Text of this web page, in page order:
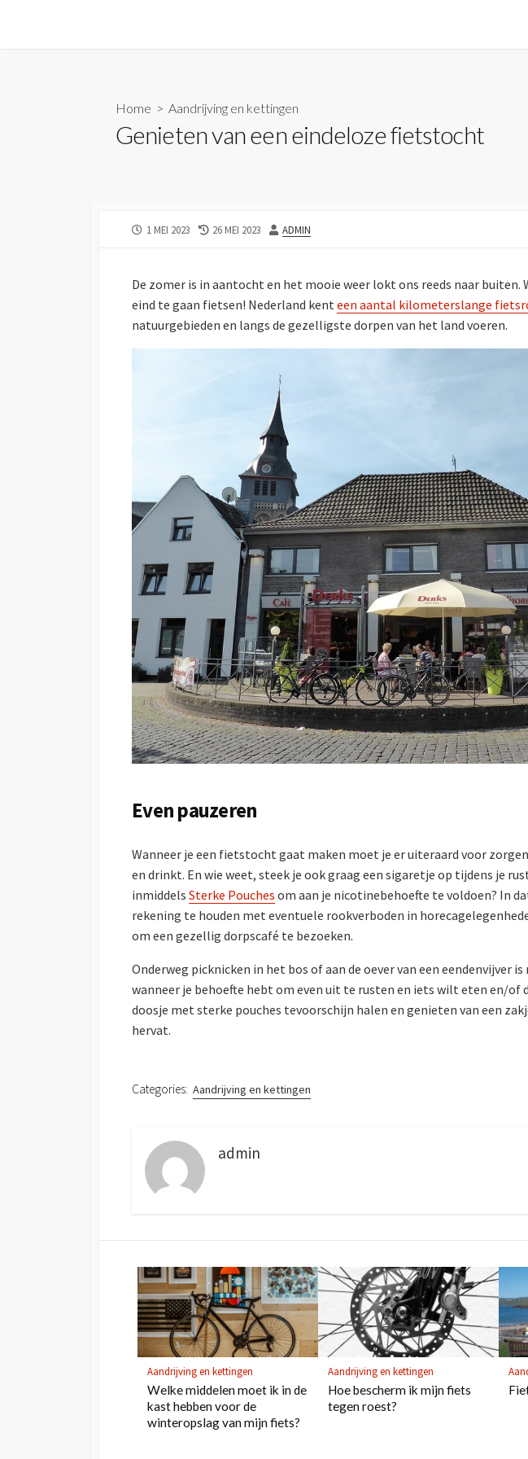
content
Home > Aandrijving en kettingen
Genieten van een eindeloze fietstocht
PUBLISHED
1 MEI 2023
LAST
26 MEI 2023 AUTHOR
ADMIN
De zomer is in aantocht en het mooie weer lokt ons reeds naar buiten.
eind te gaan fietsen! Nederland kenteen aantal kilometerslange
natuurgebieden en langs de gezelligste dorpen van het land voeren.
Even pauzeren
Wanneer je een fietstocht gaat maken moet je er uiteraard voor
en drinkt. En wie weet, steek je ook graag een sigaretje op tijdens je
inmiddels Sterke Pouches om aan je nicotinebehoefte te voldoen? In
rekening te houden met eventuele rookverboden in
om een gezellig dorpscafé te bezoeken.
Onderweg picknicken in het bos of aan de oever van een eendenvijver
wanneer je behoefte hebt om even uit te rusten en iets wilt eten en/of
doosje met sterke pouches tevoorschijn halen en genieten van een
hervat.
Categories: Aandrijving en kettingen
admin
Aandrijving en kettingen
Welke middelen moet ik in de
kast hebben voor de
winteropslag van mijn fiets?
Aandrijving en kettingen
Hoe bescherm ik mijn fiets
tegen roest?